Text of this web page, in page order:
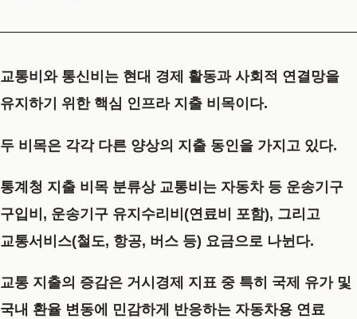
교통비와 통신비는 현대 경제 활동과 사회적 연결망을
유지하기 위한 핵심 인프라 지출 비목이다.
두 비목은 각각 다른 양상의 지출 동인을 가지고 있다.
통계청 지출 비목 분류상 교통비는 자동차 등 운송기구
구입비, 운송기구 유지수리비(연료비 포함), 그리고
교통서비스(철도, 항공, 버스 등) 요금으로 나뉜다.
교통 지출의 증감은 거시경제 지표 중 특히 국제 유가 및
국내 환율 변동에 민감하게 반응하는 자동차용 연료